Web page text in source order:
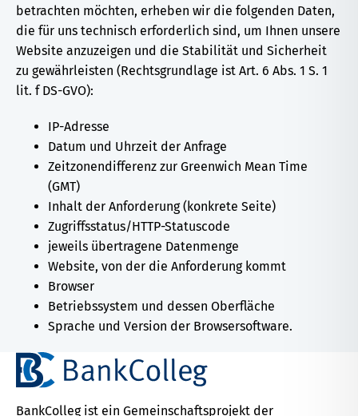
betrachten möchten, erheben wir die folgenden Daten,
die für uns technisch erforderlich sind, um Ihnen unsere
Website anzuzeigen und die Stabilität und Sicherheit
zu gewährleisten (Rechtsgrundlage ist Art. 6 Abs. 1 S. 1
lit. f DS-GVO):
IP-Adresse
Datum und Uhrzeit der Anfrage
Zeitzonendifferenz zur Greenwich Mean Time
(GMT)
Inhalt der Anforderung (konkrete Seite)
Zugriffsstatus/HTTP-Statuscode
jeweils übertragene Datenmenge
Website, von der die Anforderung kommt
Browser
Betriebssystem und dessen Oberfläche
Sprache und Version der Browsersoftware.
BankColleg ist ein Gemeinschaftsprojekt der